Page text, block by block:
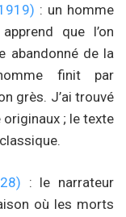
: un homme
que l’on
abandonné de la
finit par
grès. J’ai trouvé
; le texte
: le narrateur
où les morts